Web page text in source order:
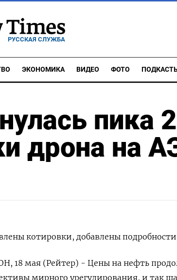
РУССКАЯ СЛУЖБА
ЭКОНОМИКА ВИДЕО ФОТО
пика
дрона на
котировки, добавлены
18 мая (Рейтер) - Цены на нефть
мирного урегулирования, и ‌так